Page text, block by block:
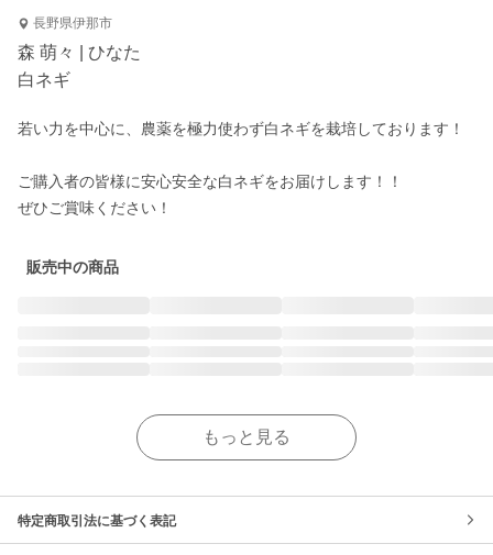
長野県伊那市
森 萌々 | ひなた
白ネギ
若い力を中心に、農薬を極力使わず白ネギを栽培しております！
ご購入者の皆様に安心安全な白ネギをお届けします！！
販売中の商品
もっと見る
特定商取引法に基づく表記